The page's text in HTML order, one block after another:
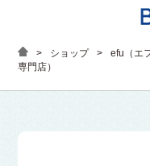
> ショップ >
efu（エ
専門店）